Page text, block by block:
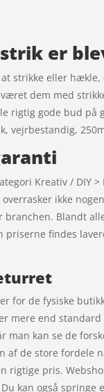
er
strikke eller
dem med
rigtig gode bud på
vejrbestandig,
Kreativ / DIY
ikke
Blandt
findes
for de fysiske
mere end
kan se de
de store
rigtige pris.
kan også springe